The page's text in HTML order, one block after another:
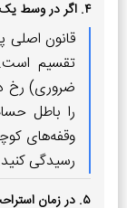
۴. اگر در وسط یک پومودورو حواسم پرت شد چه کنم؟
قانون اصلی
تقسیم
ضروری) رخ
را باطل
وقفه‌های
رسیدگی
۵. در زمان استراحت ۵ دقیقه‌ای چه کاری باید انجام دهم؟